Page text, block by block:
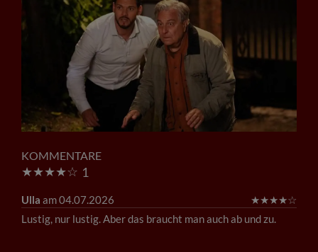
KOMMENTARE
★★★★☆ 1
Ulla am 04.07.2026 ★★★★☆
Lustig, nur lustig. Aber das braucht man auch ab und zu.